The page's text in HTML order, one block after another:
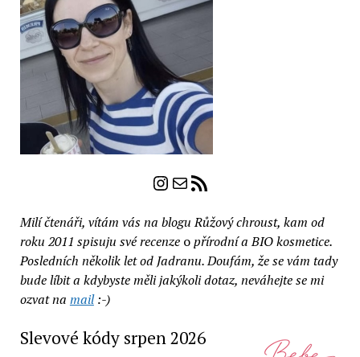
Instagram
E-mail
RSS zdroj
Milí čtenáři, vítám vás na blogu Růžový chroust, kam od
roku 2011 spisuju své recenze opřírodní a BIO kosmetice.
Posledních několik let od Jadranu. Doufám, že se vám tady
bude líbit a kdybyste měli jakýkoli dotaz, neváhejte se mi
ozvat na mail:-)
Slevové kódy srpen 2026